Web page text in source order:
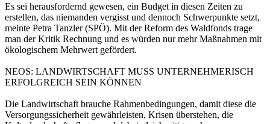
Es sei herausfordernd gewesen, ein Budget in diesen Zeiten zu
erstellen, das niemanden vergisst und dennoch Schwerpunkte setzt,
meinte Petra Tanzler (SPÖ). Mit der Reform des Waldfonds trage
man der Kritik Rechnung und es würden nur mehr Maßnahmen mit
ökologischem Mehrwert gefördert.
NEOS: LANDWIRTSCHAFT MUSS UNTERNEHMERISCH
ERFOLGREICH SEIN KÖNNEN
Die Landwirtschaft brauche Rahmenbedingungen, damit diese die
Versorgungssicherheit gewährleisten, Krisen überstehen, die